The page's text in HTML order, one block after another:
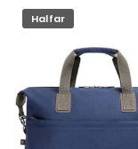
variaties.
Deze
gekozen
worden
op
Halfar